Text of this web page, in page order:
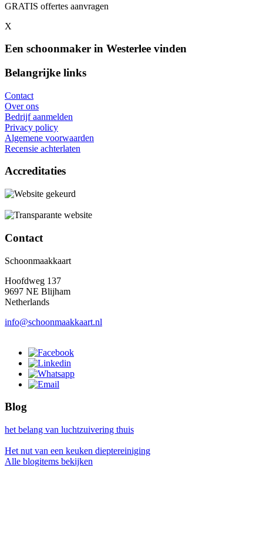
GRATIS offertes aanvragen
X
Een schoonmaker in Westerlee vinden
Belangrijke links
Contact
Over ons
Bedrijf aanmelden
Privacy policy
Algemene voorwaarden
Recensie achterlaten
Accreditaties
Contact
Schoonmaakkaart
Hoofdweg 137
9697 NE Blijham
Netherlands
info@schoonmaakkaart.nl
Blog
het belang van luchtzuivering thuis
Het nut van een keuken dieptereiniging
Alle blogitems bekijken